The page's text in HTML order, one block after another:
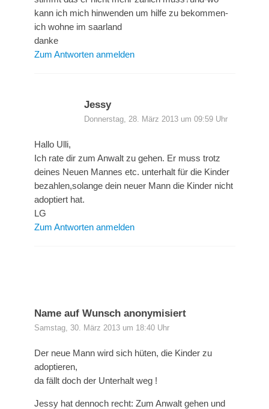
kann ich mich hinwenden um hilfe zu bekommen-
ich wohne im saarland
danke
Zum Antworten anmelden
Jessy
Donnerstag, 28. März 2013 um 09:59 Uhr
Hallo Ulli,
Ich rate dir zum Anwalt zu gehen. Er muss trotz
deines Neuen Mannes etc. unterhalt für die Kinder
bezahlen,solange dein neuer Mann die Kinder nicht
adoptiert hat.
LG
Zum Antworten anmelden
Name auf Wunsch anonymisiert
Samstag, 30. März 2013 um 18:40 Uhr
Der neue Mann wird sich hüten, die Kinder zu
adoptieren,
da fällt doch der Unterhalt weg !
Jessy hat dennoch recht: Zum Anwalt gehen und